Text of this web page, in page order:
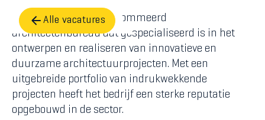
Alle vacatures
Het bedrijf is een gerenommeerd
architectenbureau dat gespecialiseerd is in het
ontwerpen en realiseren van innovatieve en
duurzame architectuurprojecten. Met een
uitgebreide portfolio van indrukwekkende
projecten heeft het bedrijf een sterke reputatie
opgebouwd in de sector.